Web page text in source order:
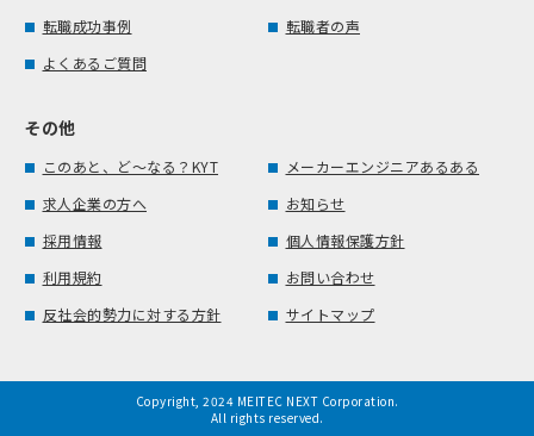
転職成功事例
転職者の声
よくあるご質問
その他
このあと、ど～なる？KYT
メーカーエンジニアあるある
求人企業の方へ
お知らせ
採用情報
個人情報保護方針
利用規約
お問い合わせ
反社会的勢力に対する方針
サイトマップ
Copyright, 2024 MEITEC NEXT Corporation.
All rights reserved.